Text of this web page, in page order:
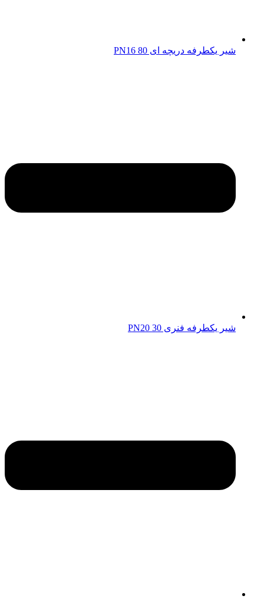
شیر یکطرفه دریچه ای 80 PN16
شیر یکطرفه فنری 30 PN20